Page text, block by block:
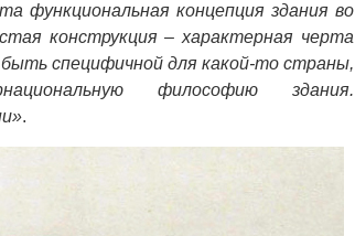
функциональная концепция здания во
конструкция – характерная черта
специфичной для какой-то страны,
философию здания.
.